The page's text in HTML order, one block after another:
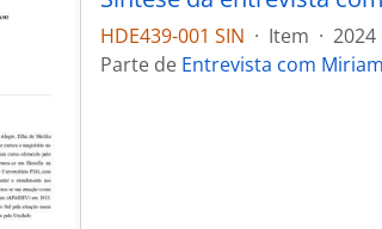
HDE439-001 SIN · Item · 2024
Parte de Entrevista com